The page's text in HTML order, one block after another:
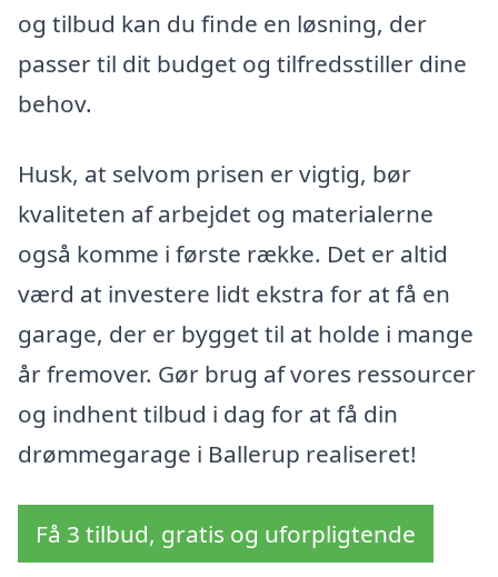
og tilbud kan du finde en løsning, der
passer til dit budget og tilfredsstiller dine
behov.
Husk, at selvom prisen er vigtig, bør
kvaliteten af arbejdet og materialerne
også komme i første række. Det er altid
værd at investere lidt ekstra for at få en
garage, der er bygget til at holde i mange
år fremover. Gør brug af vores ressourcer
og indhent tilbud i dag for at få din
drømmegarage i Ballerup realiseret!
Få 3 tilbud, gratis og uforpligtende